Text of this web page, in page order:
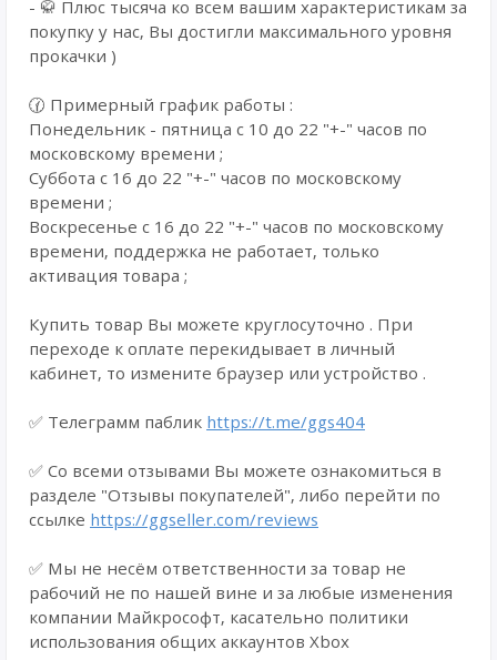
- 🥋 Плюс тысяча ко всем вашим характеристикам за
покупку у нас, Вы достигли максимального уровня
прокачки )
🕜 Примерный график работы :
Понедельник - пятница с 10 до 22 "+-" часов по
московскому времени ;
Суббота с 16 до 22 "+-" часов по московскому
времени ;
Воскресенье с 16 до 22 "+-" часов по московскому
времени, поддержка не работает, только
активация товара ;
Купить товар Вы можете круглосуточно . При
переходе к оплате перекидывает в личный
кабинет, то измените браузер или устройство .
✅ Телеграмм паблик https://t.me/ggs404
✅ Со всеми отзывами Вы можете ознакомиться в
разделе "Отзывы покупателей", либо перейти по
ссылке https://ggseller.com/reviews
✅ Мы не несём ответственности за товар не
рабочий не по нашей вине и за любые изменения
компании Майкрософт, касательно политики
использования общих аккаунтов Xbox